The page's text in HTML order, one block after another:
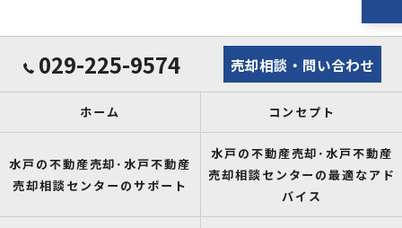
029-225-9574 売却相談・問い合わせ
ホーム コンセプト
水戸の不動産売却･水戸不動産
売却相談センターのサポート
水戸の不動産売却･水戸不動産
売却相談センターの最適なアド
バイス